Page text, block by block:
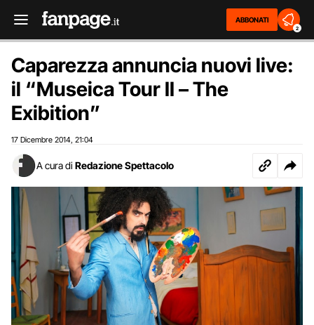
ABBONATI
2
Caparezza annuncia nuovi live:
il “Museica Tour II – The
Exibition”
17 Dicembre 2014 21:04
A cura di Redazione Spettacolo